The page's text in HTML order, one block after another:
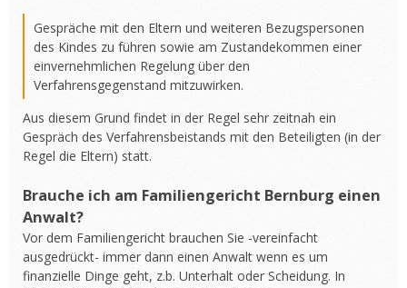
Gespräche mit den Eltern und weiteren Bezugspersonen
des Kindes zu führen sowie am Zustandekommen einer
einvernehmlichen Regelung über den
Verfahrensgegenstand mitzuwirken.
Aus diesem Grund findet in der Regel sehr zeitnah ein
Gespräch des Verfahrensbeistands mit den Beteiligten (in der
Regel die Eltern) statt.
Brauche ich am Familiengericht Bernburg einen
Anwalt?
Vor dem Familiengericht brauchen Sie -vereinfacht
ausgedrückt- immer dann einen Anwalt wenn es um
finanzielle Dinge geht, z.b. Unterhalt oder Scheidung. In